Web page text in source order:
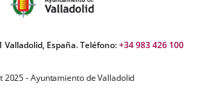
Valladolid, España. Teléfono:+34 983 426 100
2025 - Ayuntamiento de Valladolid